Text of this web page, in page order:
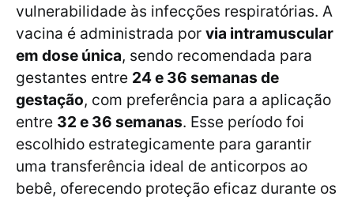
vulnerabilidade às infecções respiratórias. A
vacina é administrada por via intramuscular
em dose única, sendo recomendada para
gestantes entre 24 e 36 semanas de
gestação, com preferência para a aplicação
entre 32 e 36 semanas. Esse período foi
escolhido estrategicamente para garantir
uma transferência ideal de anticorpos ao
bebê, oferecendo proteção eficaz durante os